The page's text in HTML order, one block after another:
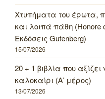
Χτυπήματα του έρωτα,
και λοιπά πάθη (Honore
Εκδόσεις Gutenberg)
15/07/2026
20 + 1 βιβλία που
καλοκαίρι (Α’ μέρος)
13/07/2026